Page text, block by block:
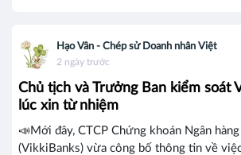
Hạo Vân - Chép sử Doanh nhân Việt
2 ngày trước
Chủ tịch và Trưởng Ban kiểm soát
lúc xin từ nhiệm
📣Mới đây, CTCP Chứng khoán Ngân
(VikkiBanks) vừa công bố thông tin về